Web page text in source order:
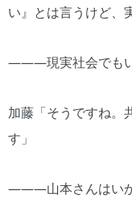
い』とは言うけど、
―――現実社会でもい
加藤「そうですね。
す」
―――山本さんはい